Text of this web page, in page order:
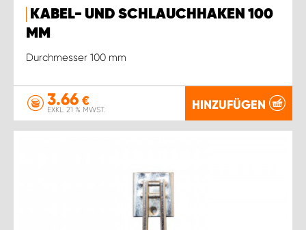
KABEL- UND SCHLAUCHHAKEN 100
MM
Durchmesser 100 mm
3.66 €
EXKL. 21 % MWST. HINZUFÜGEN